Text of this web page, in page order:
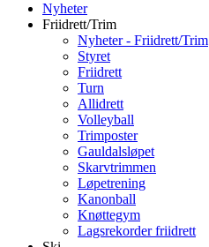
Nyheter
Friidrett/Trim
Nyheter - Friidrett/Trim
Styret
Friidrett
Turn
Allidrett
Volleyball
Trimposter
Gauldalsløpet
Skarvtrimmen
Løpetrening
Kanonball
Knøttegym
Lagsrekorder friidrett